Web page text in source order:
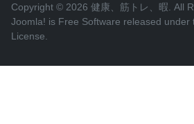
Copyright © 2026 健康、筋トレ、暇. All
Joomla! is Free Software released under
License.